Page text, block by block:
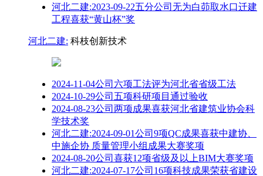
河北二建:2023-09-22五分公司无为白茆取水口迁建
工程喜获“黄山杯”奖
河北二建: 科枝创新技术
2024-11-04公司六项工法评为河北省省级工法
2024-10-29公司五项科研项目通过验收
2024-08-23公司两项成果喜获河北省建筑业协会科
学技术奖
河北二建:2024-09-01公司9项QC成果喜获中建协、
中施企协 质量管理小组成果大赛奖项
2024-08-20公司喜获12项省级及以上BIM大赛奖项
河北二建:2024-07-17公司16项科技成果荣获省建设